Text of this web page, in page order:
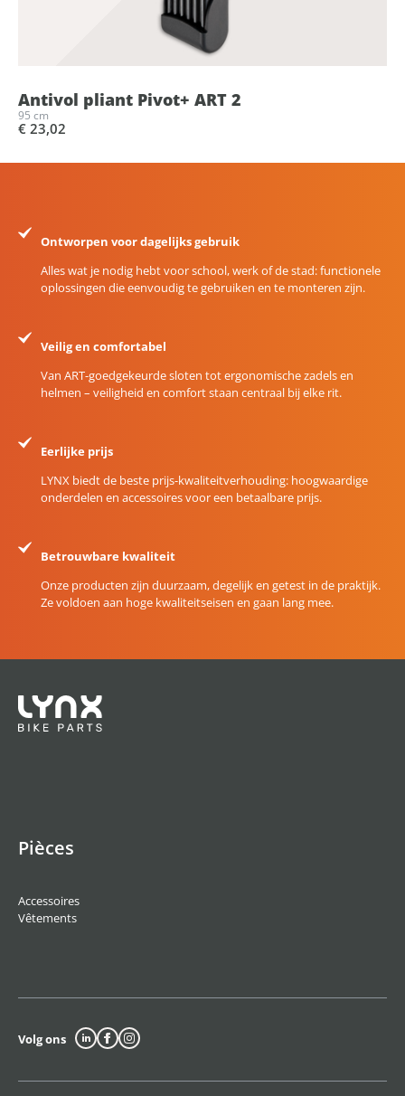
Antivol pliant Pivot+ ART 2
95 cm
€ 23,02
Ontworpen voor dagelijks gebruik
Alles wat je nodig hebt voor school, werk of de stad: functionele
oplossingen die eenvoudig te gebruiken en te monteren zijn.
Veilig en comfortabel
Van ART-goedgekeurde sloten tot ergonomische zadels en
helmen – veiligheid en comfort staan centraal bij elke rit.
Eerlijke prijs
LYNX biedt de beste prijs-kwaliteitverhouding: hoogwaardige
onderdelen en accessoires voor een betaalbare prijs.
Betrouwbare kwaliteit
Onze producten zijn duurzaam, degelijk en getest in de praktijk.
Ze voldoen aan hoge kwaliteitseisen en gaan lang mee.
Pièces
Accessoires
Vêtements
Volg ons